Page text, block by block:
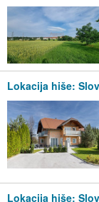
Lokacija hiše:
Lokacija hiše: